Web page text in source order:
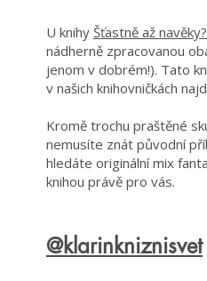
U knihy Šťastně až navěky?
nádherně zpracovanou
jenom v dobrém!). Tato
v našich knihovničkách
Kromě trochu praštěné
nemusíte znát původní
hledáte originální mix
knihou právě pro vás.
@klarinkniznisvet